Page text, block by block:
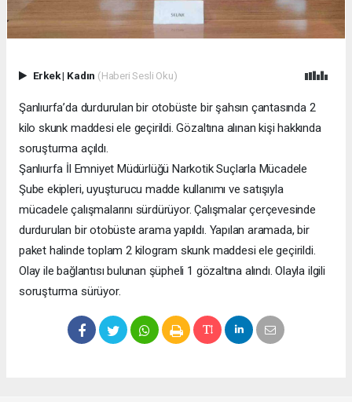
Erkek| Kadın (Haberi Sesli Oku)
Şanlıurfa’da durdurulan bir otobüste bir şahsın çantasında 2
kilo skunk maddesi ele geçirildi. Gözaltına alınan kişi hakkında
soruşturma açıldı.
Şanlıurfa İl Emniyet Müdürlüğü Narkotik Suçlarla Mücadele
Şube ekipleri, uyuşturucu madde kullanımı ve satışıyla
mücadele çalışmalarını sürdürüyor. Çalışmalar çerçevesinde
durdurulan bir otobüste arama yapıldı. Yapılan aramada, bir
paket halinde toplam 2 kilogram skunk maddesi ele geçirildi.
Olay ile bağlantısı bulunan şüpheli 1 gözaltına alındı. Olayla ilgili
soruşturma sürüyor.